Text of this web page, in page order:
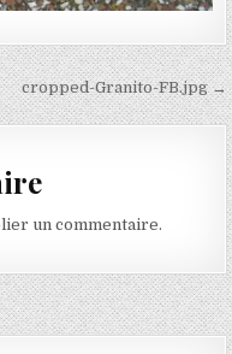
cropped-Granito-FB.jpg →
un commentaire.